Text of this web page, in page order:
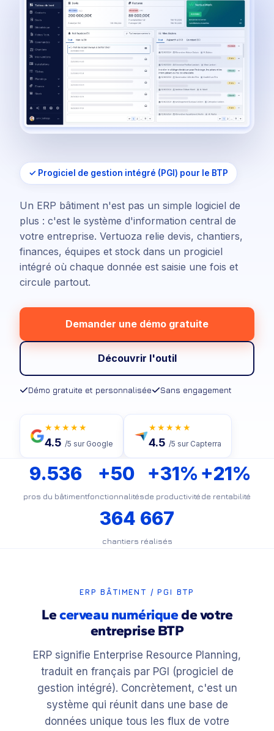
✓ Progiciel de gestion intégré (PGI) pour le BTP
Un ERP bâtiment n'est pas un simple logiciel de
plus : c'est le système d'information central de
votre entreprise. Vertuoza relie devis, chantiers,
finances, équipes et stock dans un progiciel
intégré où chaque donnée est saisie une fois et
circule partout.
Demander une démo gratuite
Découvrir l'outil
Démo gratuite et personnalisée Sans engagement
★★★★★
4.5 /5 sur Google
★★★★★
4.5 /5 sur Capterra
9.536
pros du bâtiment
+50
fonctionnalités
+31%
de productivité
+21%
de rentabilité
364 667
chantiers réalisés
ERP BÂTIMENT / PGI BTP
Lecerveau numériquede votre
entreprise BTP
ERP signifie Enterprise Resource Planning,
traduit en français par PGI (progiciel de
gestion intégré). Concrètement, c'est un
système qui réunit dans une base de
données unique tous les flux de votre